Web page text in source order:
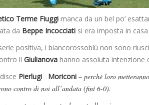
Terme Fiuggi manca da un bel po’
da Beppe Incocciati si era imposta in
positiva, i biancorossoblù non sono
il Giulianova hanno assoluta intenzione
Pierlugi Moriconi – perché loro
contro di noi all’andata (finì 6-0).